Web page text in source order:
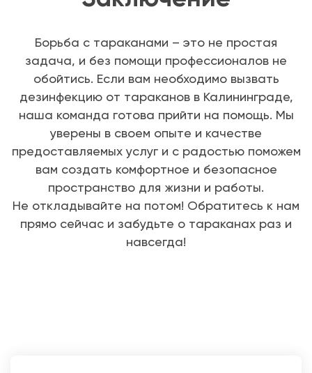
Борьба с тараканами – это не простая
задача, и без помощи профессионалов не
обойтись. Если вам необходимо вызвать
дезинфекцию от тараканов в Калининграде,
наша команда готова прийти на помощь. Мы
уверены в своем опыте и качестве
предоставляемых услуг и с радостью поможем
вам создать комфортное и безопасное
пространство для жизни и работы.
Не откладывайте на потом! Обратитесь к нам
прямо сейчас и забудьте о тараканах раз и
навсегда!